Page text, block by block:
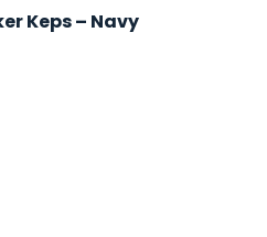
Keps – Navy